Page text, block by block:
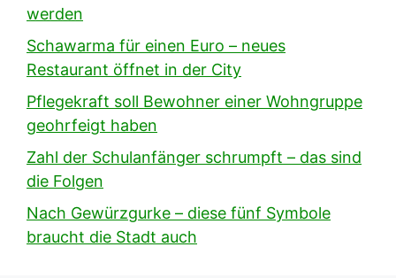
werden
Schawarma für einen Euro – neues
Restaurant öffnet in der City
Pflegekraft soll Bewohner einer Wohngruppe
geohrfeigt haben
Zahl der Schulanfänger schrumpft – das sind
die Folgen
Nach Gewürzgurke – diese fünf Symbole
braucht die Stadt auch